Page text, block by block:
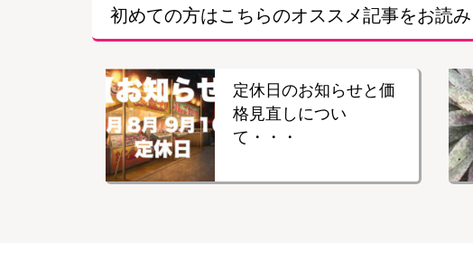
初めての方はこちらのオススメ記事をお読
定休日のお知らせと価
格見直しについ
て・・・